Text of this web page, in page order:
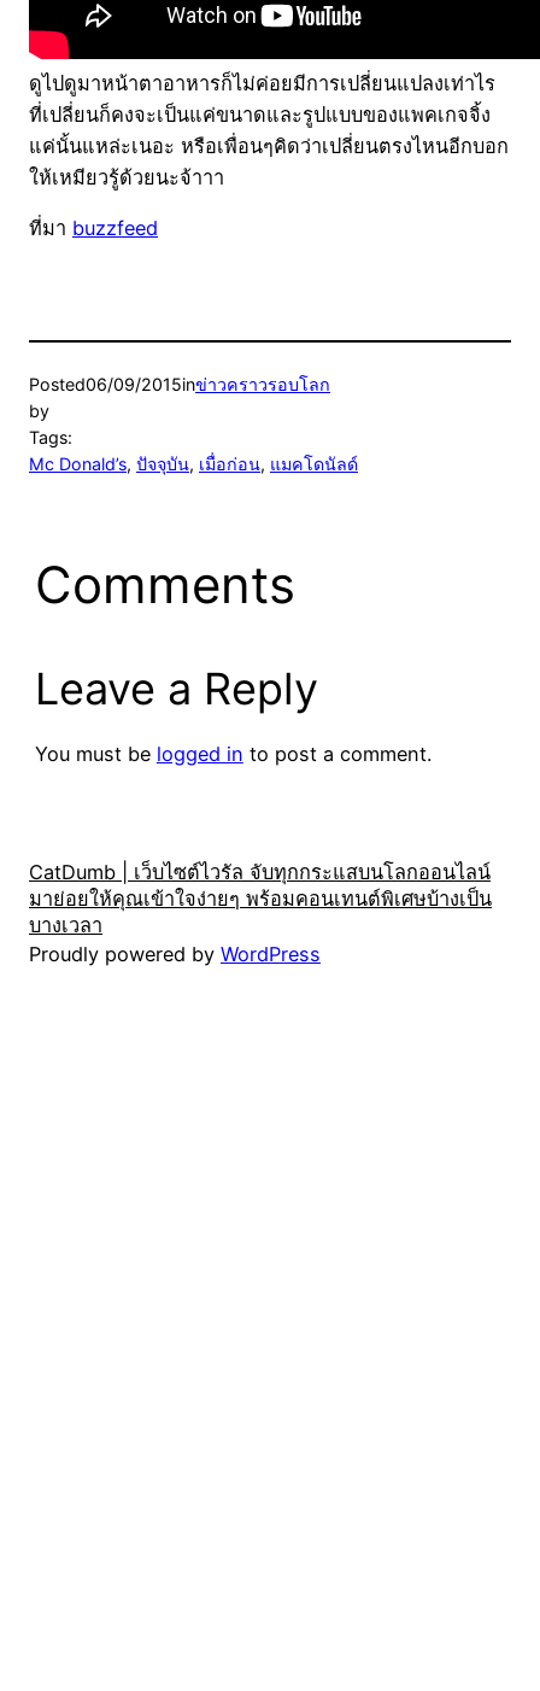
ดูไปดูมาหน้าตาอาหารก็ไม่ค่อยมีการเปลี่ยนแปลงเท่าไร
ที่เปลี่ยนก็คงจะเป็นแค่ขนาดและรูปแบบของแพคเกจจิ้ง
แค่นั้นแหล่ะเนอะ หรือเพื่อนๆคิดว่าเปลี่ยนตรงไหนอีกบอก
ให้เหมียวรู้ด้วยนะจ้าาา
ที่มา buzzfeed
Posted06/09/2015inข่าวคราวรอบโลก
by
Tags:
Mc Donald’s, ปัจจุบัน, เมื่อก่อน, แมคโดนัลด์
Comments
Leave a Reply
You must be logged in to post a comment.
CatDumb | เว็บไซต์ไวรัล จับทุกกระแสบนโลกออนไลน์
มาย่อยให้คุณเข้าใจง่ายๆ พร้อมคอนเทนต์พิเศษบ้างเป็น
บางเวลา
Proudly powered by WordPress